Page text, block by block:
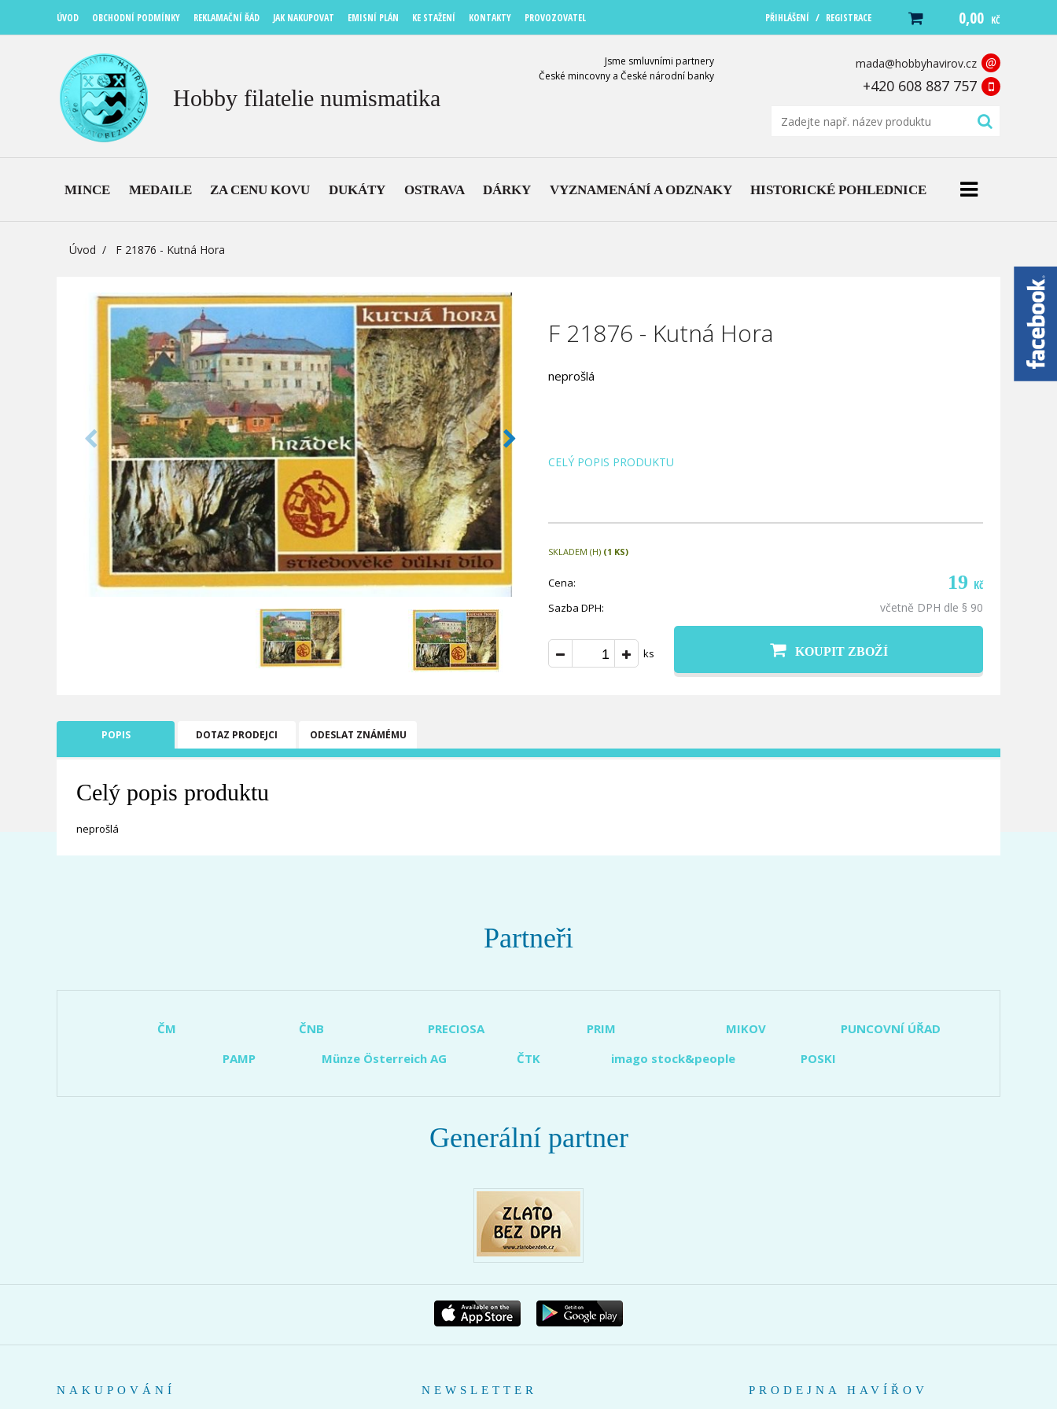
ÚVOD OBCHODNÍ PODMÍNKY REKLAMAČNÍ ŘÁD JAK NAKUPOVAT EMISNÍ PLÁN KE STAŽENÍ KONTAKTY PROVOZOVATEL PŘIHLÁŠENÍ / REGISTRACE 0,00 KČ
Hobby filatelie numismatika
Jsme smluvními partnery
České mincovny a České národní banky
mada@hobbyhavirov.cz @
+420 608 887 757
MINCE MEDAILE ZA CENU KOVU DUKÁTY OSTRAVA DÁRKY VYZNAMENÁNÍ A ODZNAKY HISTORICKÉ POHLEDNICE
Úvod F 21876 - Kutná Hora
F 21876 - Kutná Hora
neprošlá
CELÝ POPIS PRODUKTU
SKLADEM (H) (1 KS)
Cena: 19 Kč
Sazba DPH: včetně DPH dle § 90
ks KOUPIT ZBOŽÍ
POPIS DOTAZ PRODEJCI ODESLAT ZNÁMÉMU
Celý popis produktu
neprošlá
Partneři
ČM ČNB PRECIOSA PRIM MIKOV
PUNCOVNÍ ÚŘAD
PAMP
Münze Österreich AG ČTK imago stock&people POSKI
Generální partner
NAKUPOVÁNÍ NEWSLETTER PRODEJNA HAVÍŘOV